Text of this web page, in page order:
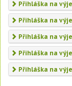
Přihláška na
Přihláška na
Přihláška na
Přihláška na
Přihláška na